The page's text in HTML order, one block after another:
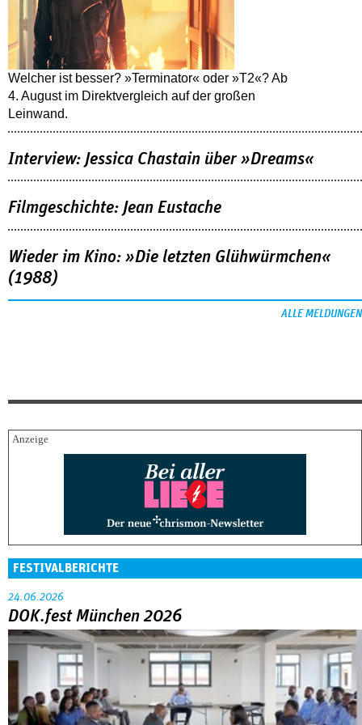
Welcher ist besser? »Terminator« oder »T2«? Ab
4. August im Direktvergleich auf der großen
Leinwand.
Interview: Jessica Chastain über »Dreams«
Filmgeschichte: Jean Eustache
Wieder im Kino: »Die letzten Glühwürmchen«
(1988)
ALLE MELDUNGEN
FESTIVALBERICHTE
24.06.2026
DOK.fest München 2026